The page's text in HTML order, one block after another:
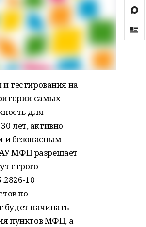
тестирования на
самых
для
лет, активно
и безопасным
МФЦ разрешает
строго
10
по
будет начинать
пунктов МФЦ, а